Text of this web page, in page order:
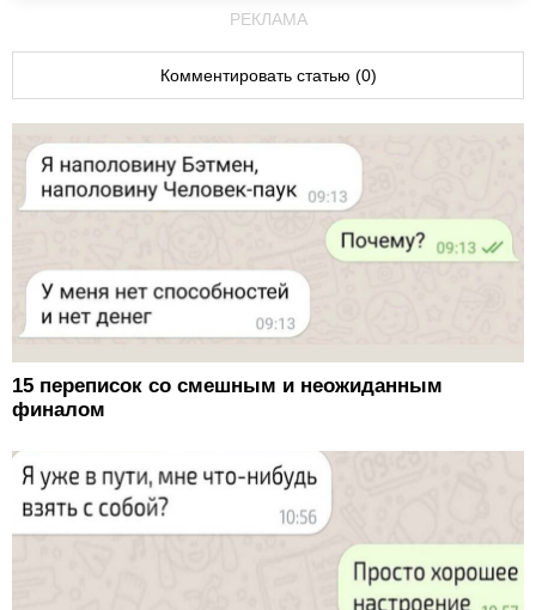
РЕКЛАМА
Комментировать статью (0)
15 переписок со смешным и неожиданным
финалом